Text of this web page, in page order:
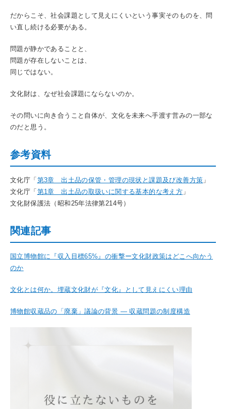
だからこそ、社会課題として見えにくいという事実そのものを、問
い直し続ける必要がある。
問題が静かであることと、
問題が存在しないことは、
同じではない。
文化財は、なぜ社会課題にならないのか。
その問いに向き合うこと自体が、文化を未来へ手渡す営みの一部な
のだと思う。
参考資料
文化庁「 第3章 出土品の保管・管理の現状と課題及び改善方策 」
文化庁「 第1章 出土品の取扱いに関する基本的な考え方 」
文化財保護法（昭和25年法律第214号）
関連記事
国立博物館に『収入目標65%』の衝撃ー文化財政策はどこへ向かう
のか
文化とは何か。埋蔵文化財が『文化』として見えにくい理由
博物館収蔵品の「廃棄」議論の背景 ― 収蔵問題の制度構造